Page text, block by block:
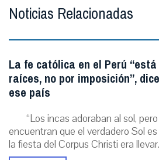
Noticias Relacionadas
La fe católica en el Perú
raíces, no por imposición”,
ese país
“Los incas adoraban al sol,
encuentran que el verdadero Sol
la fiesta del Corpus Christi era